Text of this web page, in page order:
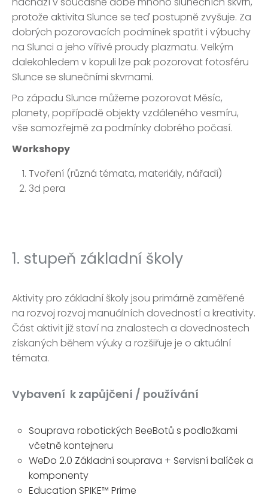
protože aktivita Slunce se teď postupně zvyšuje. Za
dobrých pozorovacích podmínek spatřit i výbuchy
na Slunci a jeho vířivé proudy plazmatu. Velkým
dalekohledem v kopuli lze pak pozorovat fotosféru
Slunce se slunečními skvrnami.
Po západu Slunce můžeme pozorovat Měsíc,
planety, popřípadě objekty vzdáleného vesmíru,
vše samozřejmě za podmínky dobrého počasí.
Workshopy
Tvoření (různá témata, materiály, nářadí)
3d pera
1. stupeň základní školy
Aktivity pro základní školy jsou primárně zaměřené
na rozvoj rozvoj manuálních dovedností a kreativity.
Část aktivit již staví na znalostech a dovednostech
získaných během výuky a rozšiřuje je o aktuální
témata.
Vybavení k zapůjčení / používání
Souprava robotických BeeBotů s podložkami
včetně kontejneru
WeDo 2.0 Základní souprava + Servisní balíček a
komponenty
Education SPIKE™ Prime